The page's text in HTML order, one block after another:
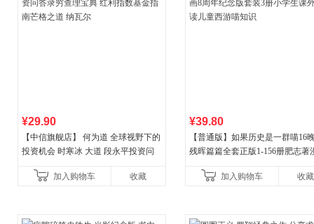
¥29.90
【中信旗舰店】 何为道 全球视野下的
投资机会 时寒冰 大道 段永平投资问
格之道 纳瓦尔加入购物车 收藏
¥39.80
【普通版】如果历史是一群喵16
残晖篇篇全套正版1-156册肥志著
儿童西游喵知识
加入购物车 收藏